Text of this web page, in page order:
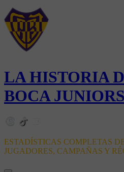
LA HISTORIA
BOCA JUNIORS
ESTADÍSTICAS COMPLETAS
JUGADORES, CAMPAÑAS Y